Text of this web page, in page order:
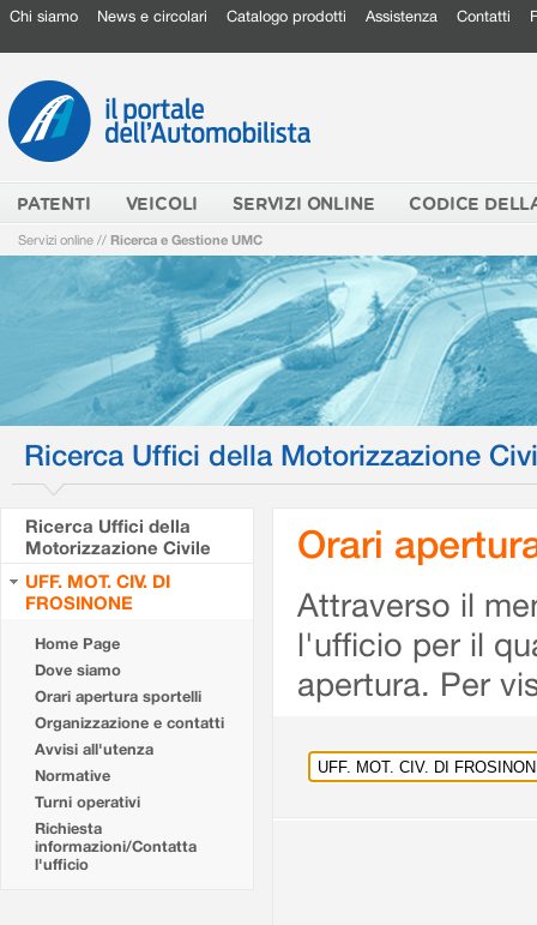
Chi siamo News e circolari Catalogo prodotti Assistenza Contatti
PATENTI VEICOLI SERVIZI ONLINE CODICE
Servizi online // Ricerca e Gestione UMC
Ricerca Uffici della Motorizzazione
Ricerca Uffici della
Motorizzazione Civile
UFF. MOT. CIV. DI
FROSINONE
Home Page
Dove siamo
Orari apertura sportelli
Organizzazione e contatti
Avvisi all'utenza
Normative
Turni operativi
Richiesta
informazioni/Contatta
l'ufficio
Orari
Attraverso il
l'ufficio per il
apertura. Per